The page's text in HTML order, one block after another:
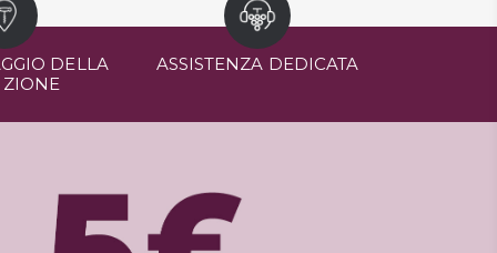
DELLA
ASSISTENZA DEDICATA